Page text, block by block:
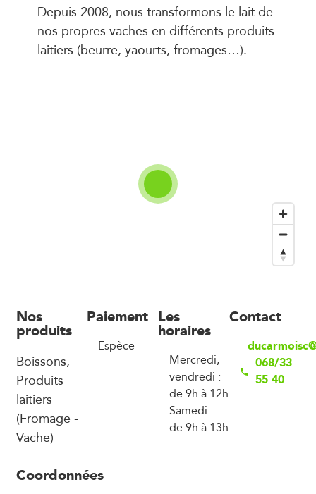
Depuis 2008, nous transformons le lait de
nos propres vaches en différents produits
laitiers (beurre, yaourts, fromages…).
Nos
produits
Boissons,
Produits
laitiers
(Fromage -
Vache)
Paiement
Espèce
Les
horaires
Mercredi,
vendredi :
de 9h à 12h
Samedi :
de 9h à 13h
Contact
068/33
55 40
Coordonnées